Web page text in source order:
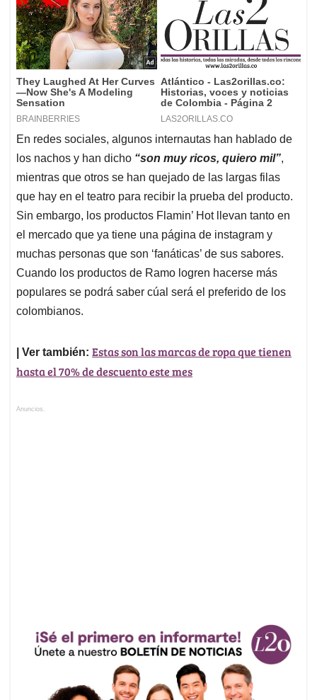
En redes sociales, algunos internautas han hablado de
los nachos y han dicho “son muy ricos, quiero mil”,
mientras que otros se han quejado de las largas filas
que hay en el teatro para recibir la prueba del producto.
Sin embargo, los productos Flamin’ Hot llevan tanto en
el mercado que ya tiene una página de instagram y
muchas personas que son ‘fanáticas’ de sus sabores.
Cuando los productos de Ramo logren hacerse más
populares se podrá saber cúal será el preferido de los
colombianos.
| Ver también: Estas son las marcas de ropa que tienen
hasta el 70% de descuento este mes
Anuncios.